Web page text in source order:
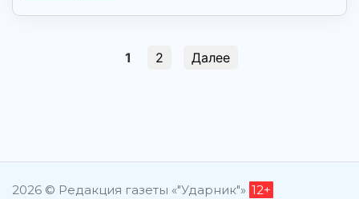
1 2 Далее
2026 © Редакция газеты «"Ударник"» 12+